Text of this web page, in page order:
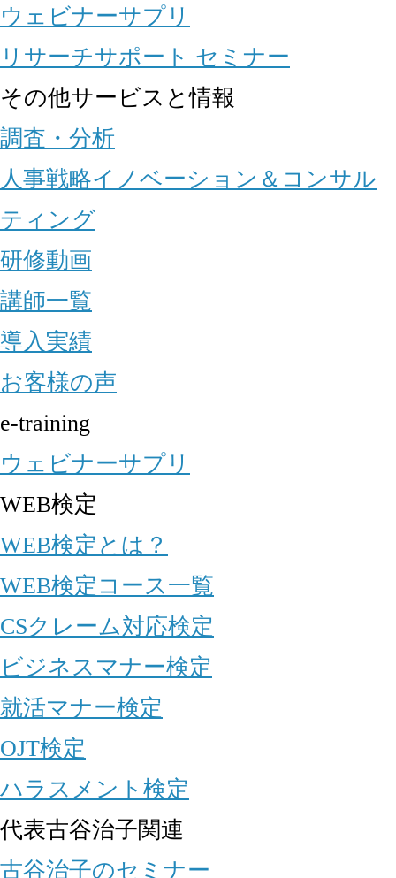
ウェビナーサプリ
リサーチサポート セミナー
その他サービスと情報
調査・分析
人事戦略イノベーション＆コンサル
ティング
研修動画
講師一覧
導入実績
お客様の声
e-training
ウェビナーサプリ
WEB検定
WEB検定とは？
WEB検定コース一覧
CSクレーム対応検定
ビジネスマナー検定
就活マナー検定
OJT検定
ハラスメント検定
代表古谷治子関連
古谷治子のセミナー